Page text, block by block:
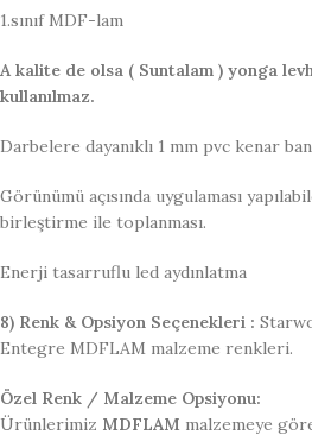
1.sınıf MDF-lam
A kalite de olsa ( Suntalam ) yonga
kullanılmaz.
Darbelere dayanıklı 1 mm pvc kenar
Görünümü açısında uygulaması
birleştirme ile toplanması.
Enerji tasarruflu led aydınlatma
8) Renk & Opsiyon Seçenekleri :
Entegre MDFLAM malzeme renkleri.
Özel Renk / Malzeme Opsiyonu:
Ürünlerimiz MDFLAM malzemeye